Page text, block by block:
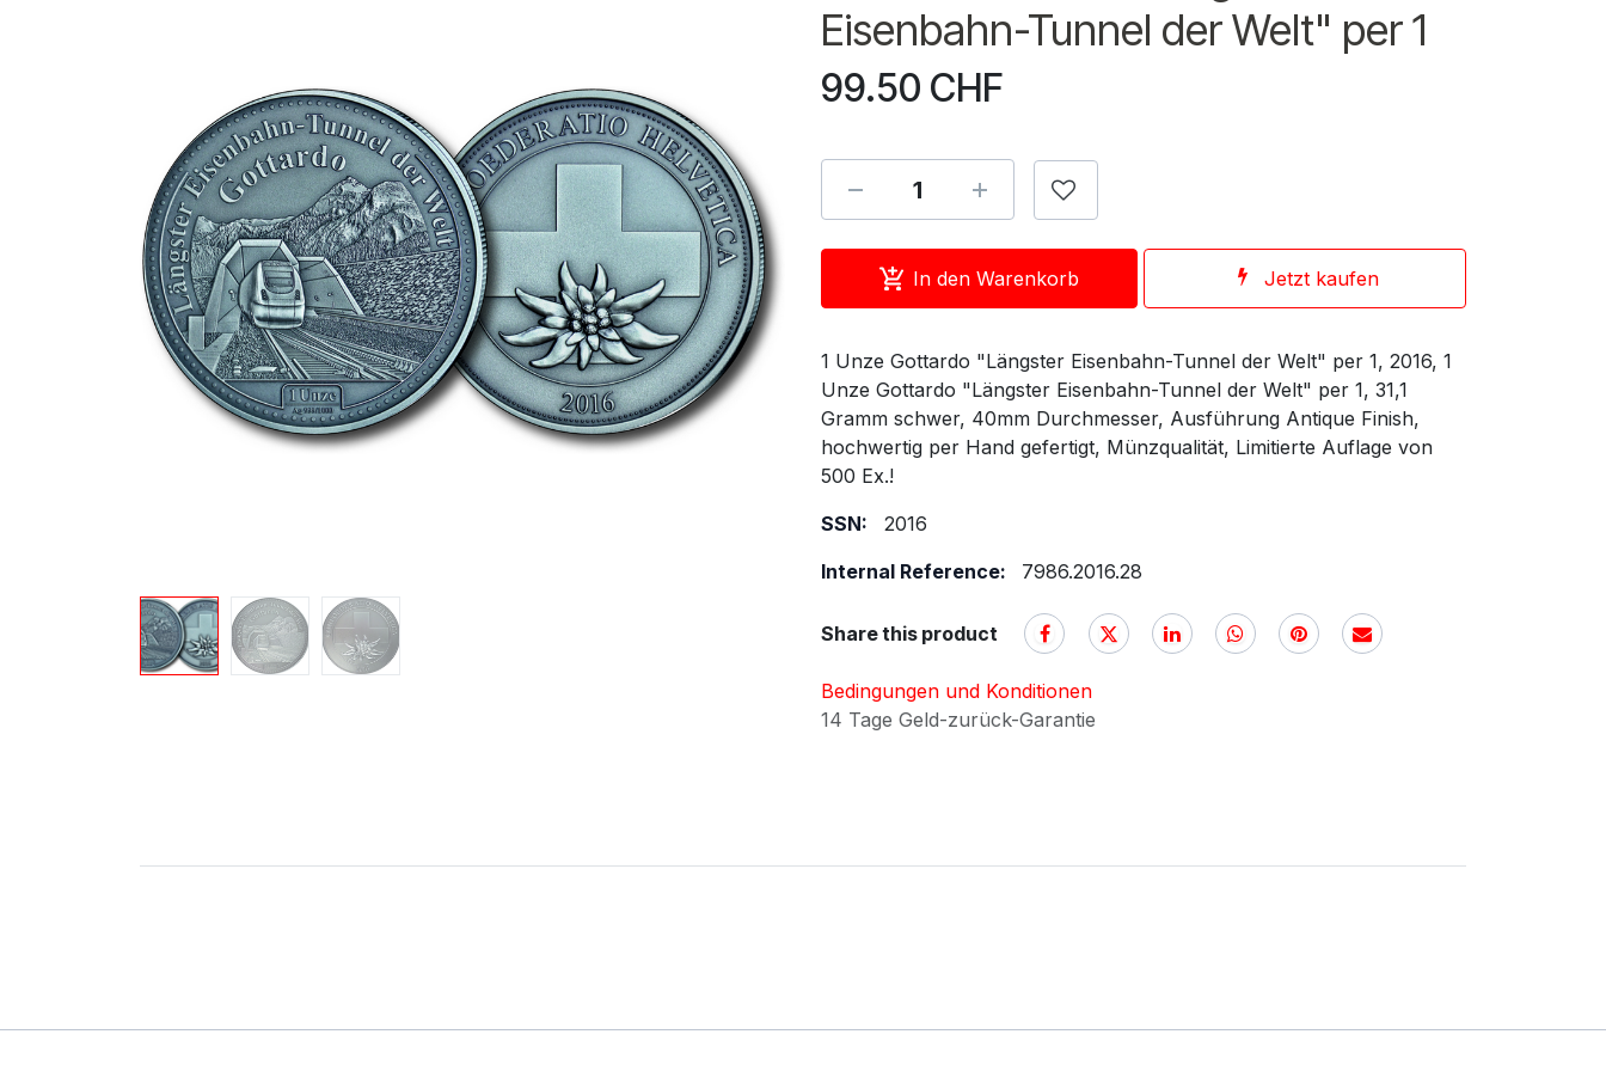
Eisenbahn-Tunnel der Welt" per 1
99.50 CHF
In den Warenkorb Jetzt kaufen
1 Unze Gottardo "Längster Eisenbahn-Tunnel der Welt" per 1, 2016, 1
Unze Gottardo "Längster Eisenbahn-Tunnel der Welt" per 1, 31,1
Gramm schwer, 40mm Durchmesser, Ausführung Antique Finish,
hochwertig per Hand gefertigt, Münzqualität, Limitierte Auflage von
500 Ex.!
SSN:
2016
Internal Reference:
7986.2016.28
Share this product
Bedingungen und Konditionen
14 Tage Geld-zurück-Garantie